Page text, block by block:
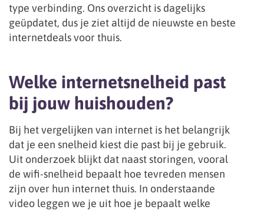
type verbinding. Ons overzicht is dagelijks
geüpdatet, dus je ziet altijd de nieuwste en beste
internetdeals voor thuis.
Welke internetsnelheid past
bij jouw huishouden?
Bij het vergelijken van internet is het belangrijk
dat je een snelheid kiest die past bij je gebruik.
Uit onderzoek blijkt dat naast storingen, vooral
de wifi-snelheid bepaalt hoe tevreden mensen
zijn over hun internet thuis. In onderstaande
video leggen we je uit hoe je bepaalt welke